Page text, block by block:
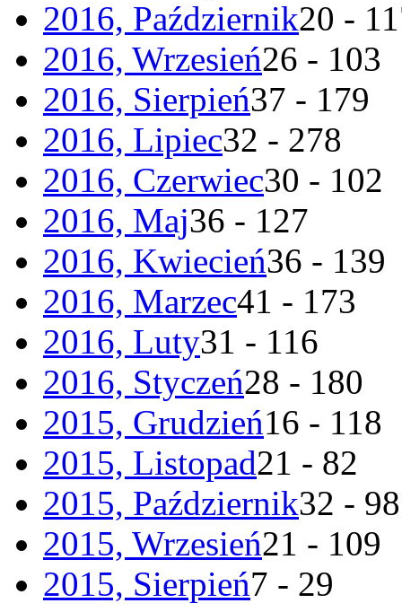
2016, Październik20 -
2016, Wrzesień26 - 103
2016, Sierpień37 - 179
2016, Lipiec32 - 278
2016, Czerwiec30 - 102
2016, Maj36 - 127
2016, Kwiecień36 - 139
2016, Marzec41 - 173
2016, Luty31 - 116
2016, Styczeń28 - 180
2015, Grudzień16 - 118
2015, Listopad21 - 82
2015, Październik32 - 98
2015, Wrzesień21 - 109
2015, Sierpień7 - 29